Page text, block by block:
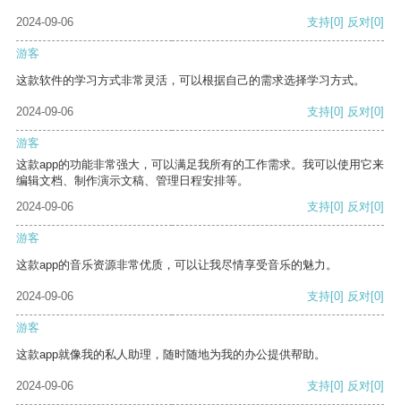
2024-09-06 支持[0] 反对[0]
游客
这款软件的学习方式非常灵活，可以根据自己的需求选择学习方式。
2024-09-06 支持[0] 反对[0]
游客
这款app的功能非常强大，可以满足我所有的工作需求。我可以使用它来
编辑文档、制作演示文稿、管理日程安排等。
2024-09-06
支持[0] 反对[0]
游客
这款app的音乐资源非常优质，可以让我尽情享受音乐的魅力。
2024-09-06 支持[0] 反对[0]
游客
这款app就像我的私人助理，随时随地为我的办公提供帮助。
2024-09-06 支持[0] 反对[0]